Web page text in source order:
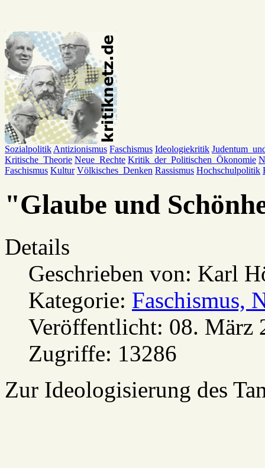
Sozialpolitik Antizionismus Faschismus Ideologiekritik
Kritische_Theorie Neue_Rechte Kritik_der_Politischen_Ökonomie
Faschismus Kultur Völkisches_Denken Rassismus Hochschulpolitik
"Glaube und
Details
Geschrieben von: Karl
Kategorie: Faschismus,
Veröffentlicht: 08. März
Zugriffe: 13286
Zur Ideologisierung des